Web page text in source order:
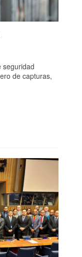
seguridad
de capturas,